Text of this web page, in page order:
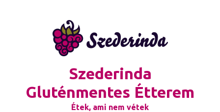
Szederinda
Gluténmentes Étterem
Étek, ami nem vétek